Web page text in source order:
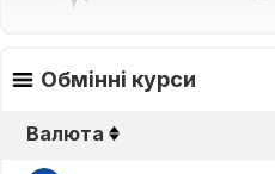
Обмінні курси
Валюта